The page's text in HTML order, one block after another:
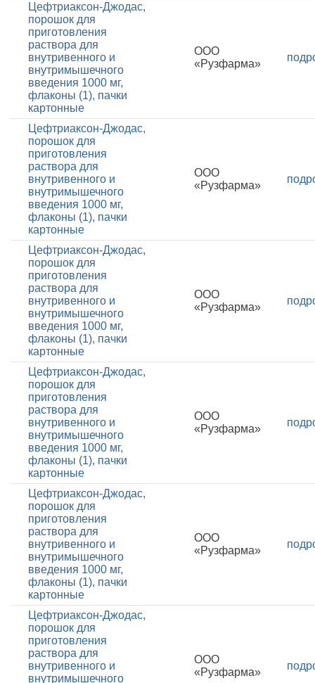
Цефтриаксон-Джодас,
порошок для
приготовления
раствора для
внутривенного и
внутримышечного
введения 1000 мг,
флаконы (1), пачки
картонные
ООО
«Рузфарма»
Цефтриаксон-Джодас,
порошок для
приготовления
раствора для
внутривенного и
внутримышечного
введения 1000 мг,
флаконы (1), пачки
картонные
ООО
«Рузфарма»
Цефтриаксон-Джодас,
порошок для
приготовления
раствора для
внутривенного и
внутримышечного
введения 1000 мг,
флаконы (1), пачки
картонные
ООО
«Рузфарма»
Цефтриаксон-Джодас,
порошок для
приготовления
раствора для
внутривенного и
внутримышечного
введения 1000 мг,
флаконы (1), пачки
картонные
ООО
«Рузфарма»
Цефтриаксон-Джодас,
порошок для
приготовления
раствора для
внутривенного и
внутримышечного
введения 1000 мг,
флаконы (1), пачки
картонные
ООО
«Рузфарма»
Цефтриаксон-Джодас,
порошок для
приготовления
раствора для
внутривенного и
внутримышечного
ООО
«Рузфарма»